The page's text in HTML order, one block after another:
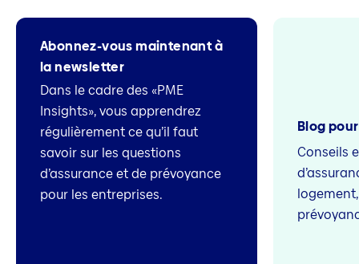
Abonnez-vous maintenant à
la newsletter
Dans le cadre des «PME
Insights», vous apprendrez
régulièrement ce qu’il faut
savoir sur les questions
d’assurance et de prévoyance
pour les entreprises.
Blog
Conseils